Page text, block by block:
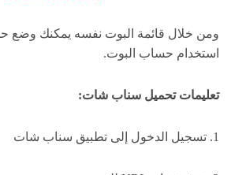
ومن خلال قائمة البوت نفسه يمكنك وضع
استخدام حساب البوت.
تعليمات تحميل سناب شات:
1. تسجيل الدخول إلى تطبيق سناب شات